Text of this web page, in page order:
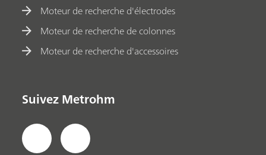
Moteur de recherche d'électrodes
Moteur de recherche de colonnes
Moteur de recherche d'accessoires
Suivez Metrohm